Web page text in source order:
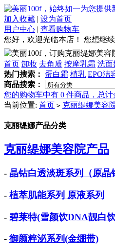
加入收藏 | 设为首页
用户中心 | 查看购物车
您好，欢迎光临本店！ 您想继
首页 卸妆 去角质 按摩乳霜 洗面
热门搜索： 蛋白霜 植乳 EPO洁
商品搜索：
您的购物车中有 0 件商品，总计
当前位置: 首页 > 克丽缇娜美容
克丽缇娜产品分类
克丽缇娜美容院产品
- 晶钻白透淡斑系列（原晶
- 植萃肌能系列 原液系列
- 碧莱特(雪颜饮DNA靓白
- 御颜粹泌系列(金绷带)